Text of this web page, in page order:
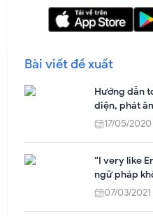
Bài viết đề xuất
Hướng dẫn
diện, phát âm
bài tập thực
17/05/2020
“I very like
ngữ pháp
07/03/2021